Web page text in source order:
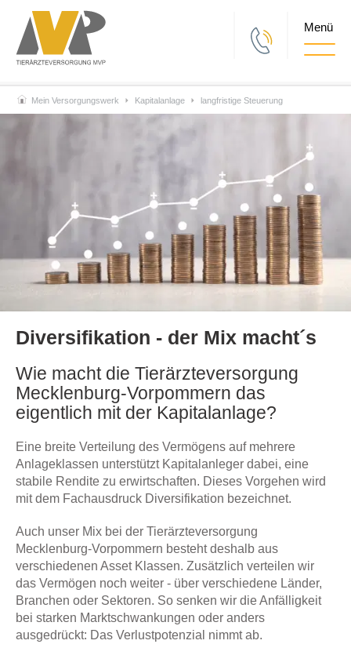
Mein Versorgungswerk Kapitalanlage langfristige Steuerung
Diversifikation - der Mix macht´s
Wie macht die Tierärzteversorgung
Mecklenburg-Vorpommern das
eigentlich mit der Kapitalanlage?
Eine breite Verteilung des Vermögens auf mehrere
Anlageklassen unterstützt Kapitalanleger dabei, eine
stabile Rendite zu erwirtschaften. Dieses Vorgehen wird
mit dem Fachausdruck Diversifikation bezeichnet.
Auch unser Mix bei der Tierärzteversorgung
Mecklenburg-Vorpommern besteht deshalb aus
verschiedenen Asset Klassen. Zusätzlich verteilen wir
das Vermögen noch weiter - über verschiedene Länder,
Branchen oder Sektoren. So senken wir die Anfälligkeit
bei starken Marktschwankungen oder anders
ausgedrückt: Das Verlustpotenzial nimmt ab.